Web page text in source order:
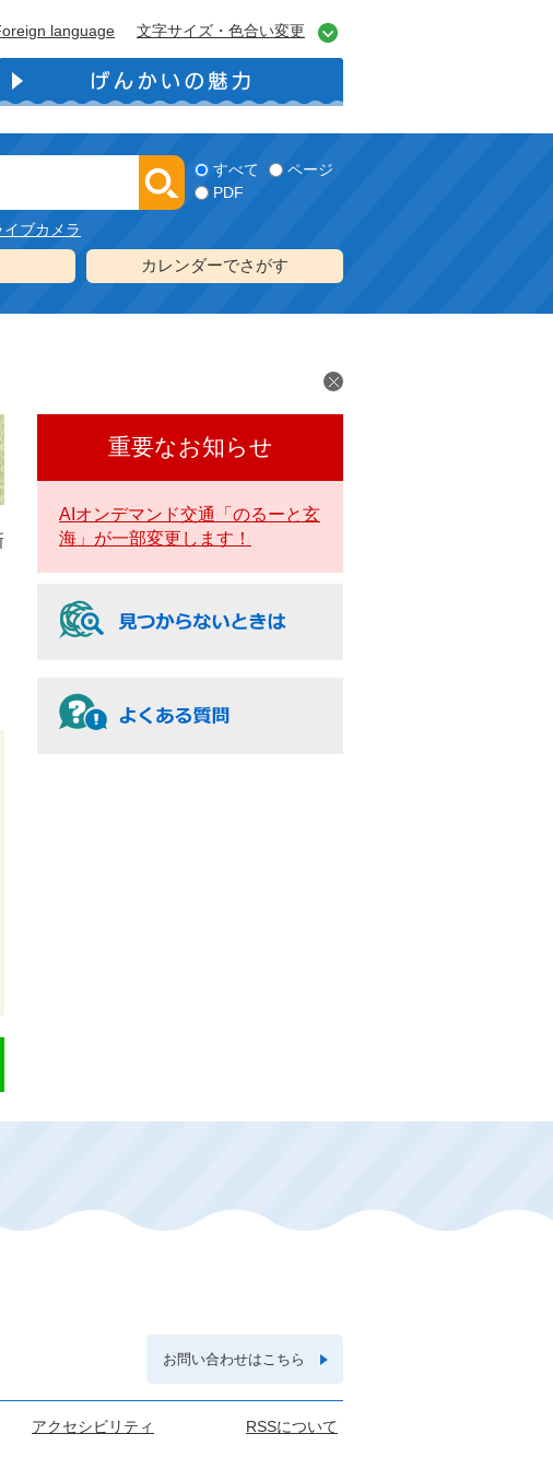
language 文字サイズ・色合い変更
すべて
ページ
PDF
イブカメラ
カレンダーでさがす
重要なお知らせ
AIオンデマンド交通「のるーと玄
海」が一部変更します！
お問い合わせはこちら
アクセシビリティ RSSについて